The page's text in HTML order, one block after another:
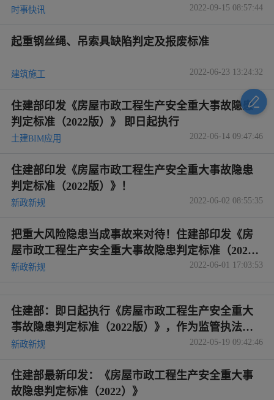
时事快讯 2022-09-15 08:57:44
起重钢丝绳、吊索具缺陷判定及报废标准
建筑施工 2022-06-23 13:24:32
住建部印发《房屋市政工程生产安全重大事故隐患
判定标准（2022版）》 即日起执行
土建BIM应用 2022-06-14 09:47:46
住建部印发《房屋市政工程生产安全重大事故隐患
判定标准（2022版）》！
新政新规 2022-06-02 08:55:35
把重大风险隐患当成事故来对待！住建部印发《房
屋市政工程生产安全重大事故隐患判定标准（2022
版）》
新政新规 2022-06-01 17:03:53
住建部：即日起执行《房屋市政工程生产安全重大
事故隐患判定标准（2022版）》，作为监管执法的
重要依据
新政新规 2022-05-19 09:42:46
住建部最新印发：《房屋市政工程生产安全重大事
故隐患判定标准（2022）》